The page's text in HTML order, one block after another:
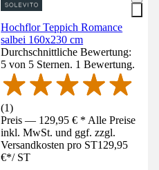
Hochflor Teppich Romance
salbei 160x230 cm
Durchschnittliche Bewertung:
5 von 5 Sternen. 1 Bewertung.
(1)
Preis — 129,95 € * Alle Preise
inkl. MwSt. und ggf. zzgl.
Versandkosten pro ST129,95
€*/ ST